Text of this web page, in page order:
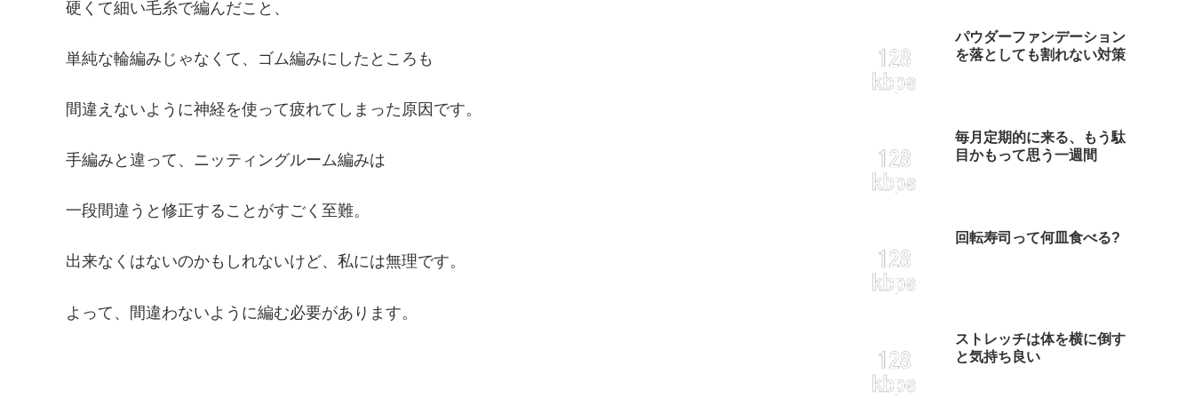
硬くて細い毛糸で編んだこと、
単純な輪編みじゃなくて、ゴム編みにしたところも
間違えないように神経を使って疲れてしまった原因です。
手編みと違って、ニッティングルーム編みは
一段間違うと修正することがすごく至難。
出来なくはないのかもしれないけど、私には無理です。
よって、間違わないように編む必要があります。
パウダーファンデーション
を落としても割れない対策
毎月定期的に来る、もう駄
目かもって思う一週間
回転寿司って何皿食べる?
ストレッチは体を横に倒す
と気持ち良い